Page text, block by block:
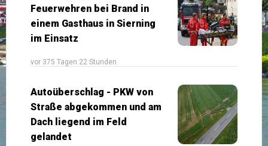
Feuerwehren bei Brand in
einem Gasthaus in Sierning
im Einsatz
vor 375 Tagen 22 Stunden
Autoüberschlag - PKW von
Straße abgekommen und am
Dach liegend im Feld
gelandet